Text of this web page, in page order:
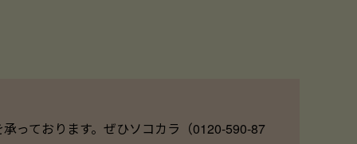
っております。ぜひソコカラ（0120-590-87